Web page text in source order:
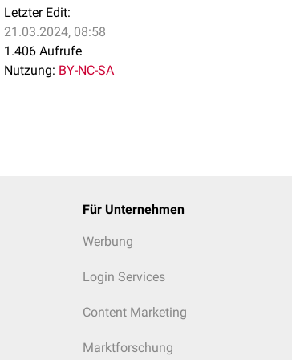
Letzter Edit:
21.03.2024, 08:58
1.406 Aufrufe
Nutzung: BY-NC-SA
Für Unternehmen
Werbung
Login Services
Content Marketing
Marktforschung